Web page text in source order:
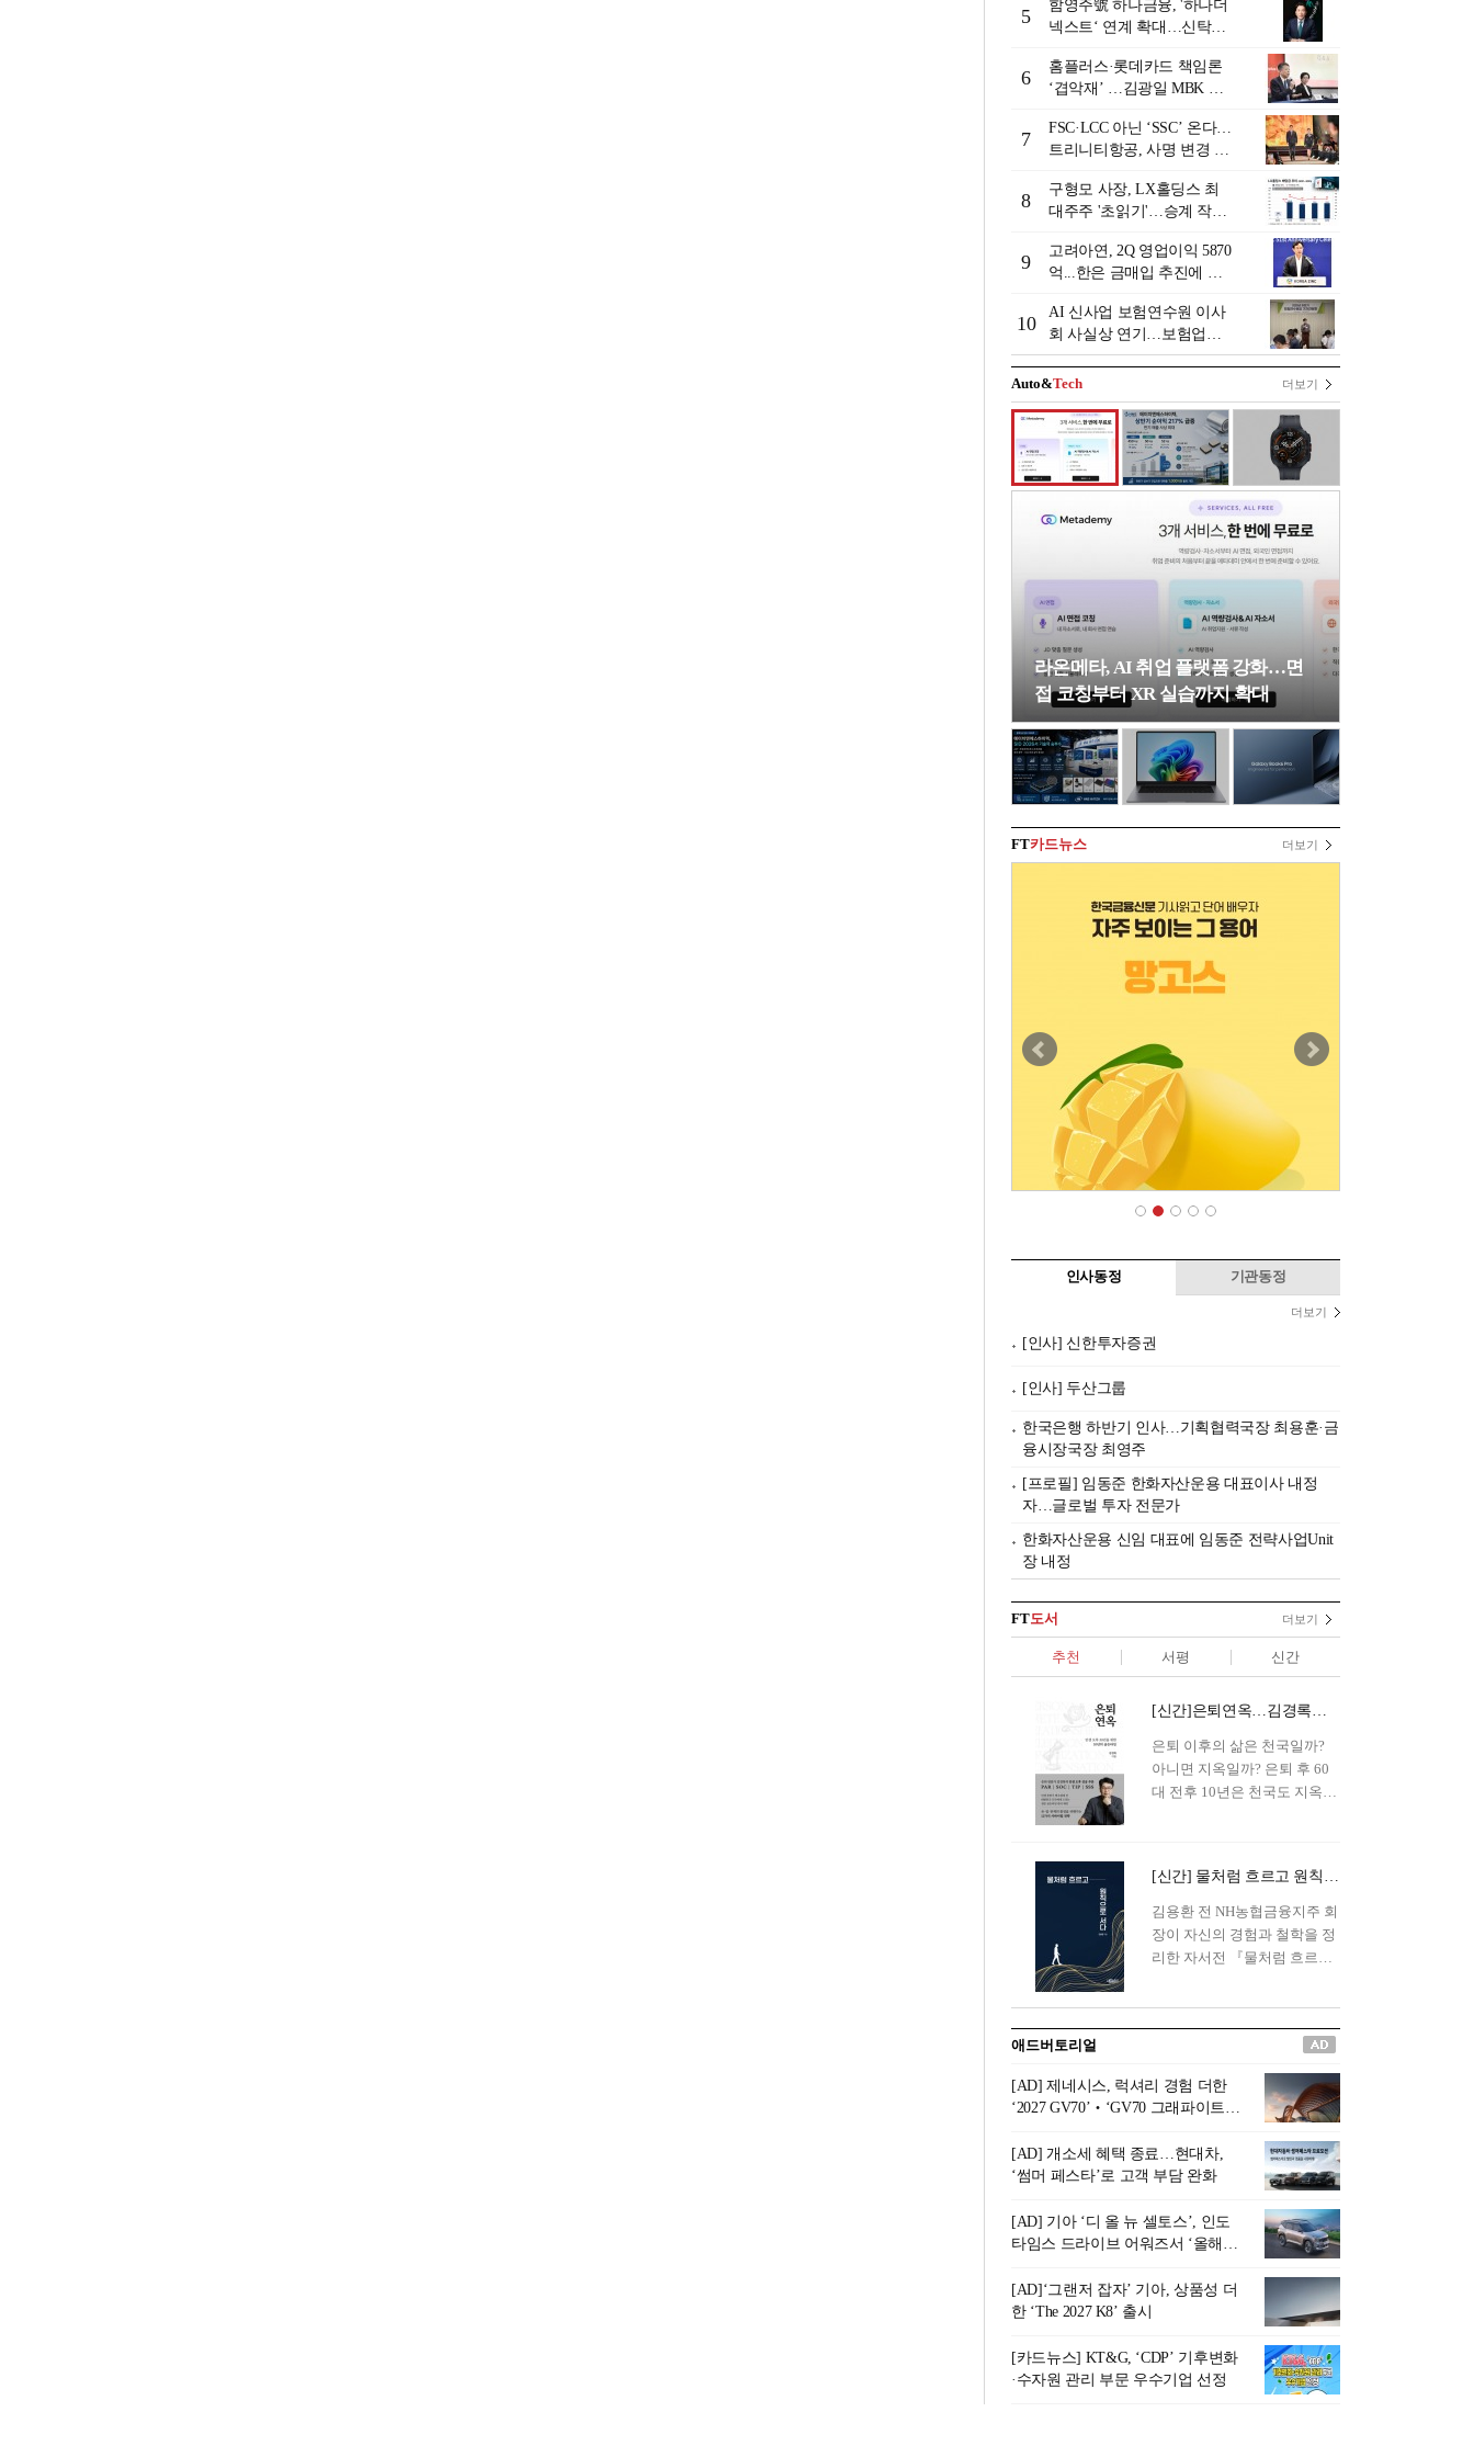
5
함영주號 하나금융, '하나더
넥스트‘ 연계 확대…신탁수
니어 비즈니스 돋보기]
6
홈플러스·롯데카드 책임론
‘겹악재’ …김광일 MBK 부
7
FSC·LCC 아닌 ‘SSC’ 온다…
트리니티항공, 사명 변경 넘
8
구형모 사장, LX홀딩스 최
대주주 '초읽기'…승계 작업
9
고려아연, 2Q 영업이익 5870
억...한은 금매입 추진에 주
10
AI 신사업 보험연수원 이사
회 사실상 연기…보험업계
"사업 타당성 검증 부족"
[보험연수원 AI사업 논란]
Auto&Tech 더보기
라온메타, AI 취업 플랫폼 강화…면
접 코칭부터 XR 실습까지 확대
FT카드뉴스 더보기
인사동정 기관동정
더보기
[인사] 신한투자증권
[인사] 두산그룹
한국은행 하반기 인사…기획협력국장 최용훈·금
융시장국장 최영주
[프로필] 임동준 한화자산운용 대표이사 내정
자…글로벌 투자 전문가
한화자산운용 신임 대표에 임동준 전략사업Unit
장 내정
FT도서 더보기
추천 서평 신간
[신간]은퇴연옥…김경록의 은퇴 후 삶의 나침반
은퇴 이후의 삶은 천국일까?
아니면 지옥일까? 은퇴 후 60
대 전후 10년은 천국도 지옥도
은퇴 설계를 가이드해 온 김경
록 옵투스자산운용의 고문이
신간 『은퇴연옥』을 내놓았
다.단테는 지옥을 '모든 희망을
록 고문은 새로운 시각을 제시
0년의 과도기는 지옥이 아니라
정화와 성장의 공간인 ‘은퇴연
옥(Purgatory)’이라는 것이다.
연옥은 고통스럽지만 끝이 있
으며, 준비를 통해 천국으로 나
아갈 수 있는 희망의 장소라고
말한
[신간] 물처럼 흐르고 원칙으로 서다…김용환의 통찰을 담다
김용환 전 NH농협금융지주 회
장이 자신의 경험과 철학을 정
리한 자서전 『물처럼 흐르고
통 관료 출신으로 한국 금융의
주요 변곡점마다 중요한 역할
을 하고 금융 경영인으로서 큰
족적을 남긴 김 전 회장이 후배
세대에게 전하는 삶의 조언을
담은 인생 노트다.『물처럼 흐
르고 원칙으로 서다』는 단순
한 자서전을 넘어, 실패를 두려
워하지 않는 용기와 자신에 대
한 믿음이 어떻게 삶을 풍요롭
게 만드는지를 보여주는 지혜
의 보고로 평가된다.김용환 전
회장은 “인생의 목표가 크더라
도 조급해하지 말고 작은 것부
터 하나 하나 성취해 나가
라”고 조언한다. 뼈아픈 실패
조차 성공의 뼈대가 된다는 긍
애드버토리얼
[AD] 제네시스, 럭셔리 경험 더한
‘2027 GV70’‧‘GV70 그래파이트’
[AD] 개소세 혜택 종료…현대차,
‘썸머 페스타’로 고객 부담 완화
[AD] 기아 ‘디 올 뉴 셀토스’, 인도
타임스 드라이브 어워즈서 ‘올해의
[AD]‘그랜저 잡자’ 기아, 상품성 더
한 ‘The 2027 K8’ 출시
[카드뉴스] KT&G, ‘CDP’ 기후변화
·수자원 관리 부문 우수기업 선정